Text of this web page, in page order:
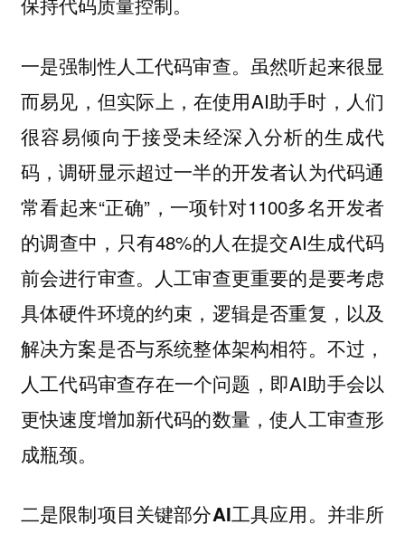
一是强制性人工代码审查。 虽然听起来很显
而易见，但实际上，在使用AI助手时，人们
很容易倾向于接受未经深入分析的生成代
码，调研显示超过一半的开发者认为代码通
常看起来“正确”，一项针对1100多名开发者
的调查中，只有48%的人在提交AI生成代码
前会进行审查。人工审查更重要的是要考虑
具体硬件环境的约束，逻辑是否重复，以及
解决方案是否与系统整体架构相符。不过，
人工代码审查存在一个问题，即AI助手会以
更快速度增加新代码的数量，使人工审查形
成瓶颈。
二是限制项目关键部分AI工具应用。 并非所